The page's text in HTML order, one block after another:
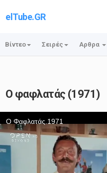
elTube.GR
Βίντεο Σειρές Αρθρα
Ο φαφλατάς (1971)